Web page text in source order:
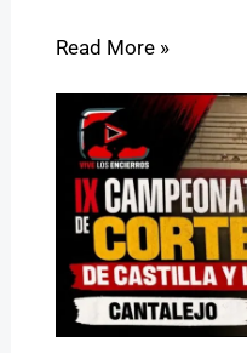
Read More »